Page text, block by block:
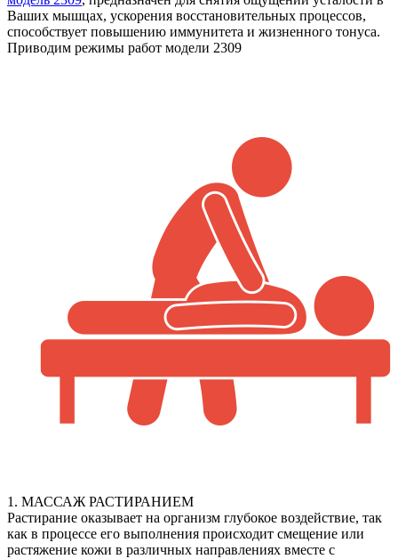
Ваших мышцах, ускорения восстановительных процессов,
способствует повышению иммунитета и жизненного тонуса.
Приводим режимы работ модели 2309
1. МАССАЖ РАСТИРАНИЕМ
Растирание оказывает на организм глубокое воздействие, так
как в процессе его выполнения происходит смещение или
растяжение кожи в различных направлениях вместе с